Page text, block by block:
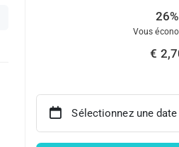
26%
Vous
€
Sélectionnez une date